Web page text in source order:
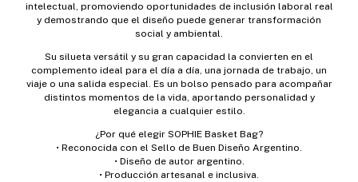
intelectual, promoviendo oportunidades de inclusión laboral real
y demostrando que el diseño puede generar transformación
social y ambiental.
Su silueta versátil y su gran capacidad la convierten en el
complemento ideal para el día a día, una jornada de trabajo, un
viaje o una salida especial. Es un bolso pensado para acompañar
distintos momentos de la vida, aportando personalidad y
elegancia a cualquier estilo.
¿Por qué elegir SOPHIE Basket Bag?
• Reconocida con el Sello de Buen Diseño Argentino.
• Diseño de autor argentino.
• Producción artesanal e inclusiva.